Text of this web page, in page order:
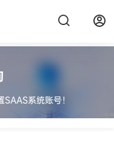
系统账号！